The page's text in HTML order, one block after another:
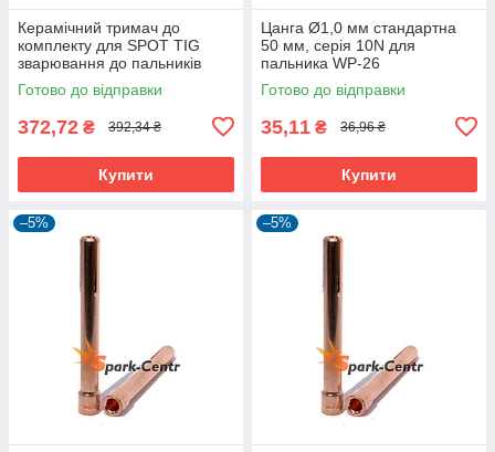
Керамічний тримач до
комплекту для SPOT TIG
зварювання до пальників
WP-18
Готово до відправки
372,72 ₴ 392,34 ₴
Купити
Цанга Ø1,0 мм стандартна
50 мм, серія 10N для
пальника WP-26
Готово до відправки
35,11 ₴ 36,96 ₴
Купити
–5% –5%